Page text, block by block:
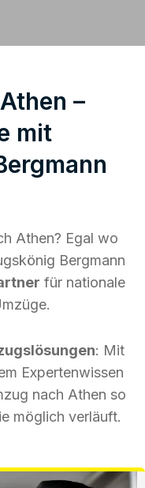
–
mit
Athen? Egal wo
Bergmann
für nationale
: Mit
Expertenwissen
nach Athen so
möglich verläuft.